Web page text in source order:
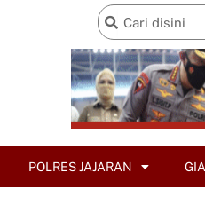
POLRES JAJARAN